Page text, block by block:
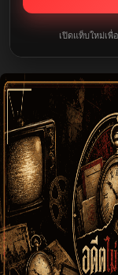
เปิดแท็บใหม่เ